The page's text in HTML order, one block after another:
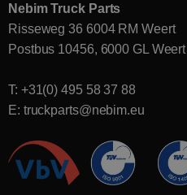
Nebim Truck Parts
Risseweg 36 6004 RM Weert
Postbus 10456, 6000 GL Weert
T: +31(0) 495 58 37 88
E: truckparts@nebim.eu